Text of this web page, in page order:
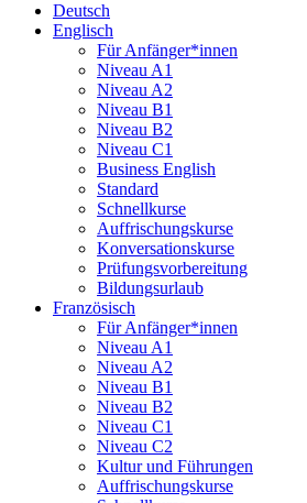
Deutsch
Englisch
Für Anfänger*innen
Niveau A1
Niveau A2
Niveau B1
Niveau B2
Niveau C1
Business English
Standard
Schnellkurse
Auffrischungskurse
Konversationskurse
Prüfungsvorbereitung
Bildungsurlaub
Französisch
Für Anfänger*innen
Niveau A1
Niveau A2
Niveau B1
Niveau B2
Niveau C1
Niveau C2
Kultur und Führungen
Auffrischungskurse